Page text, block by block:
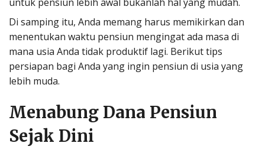
Di samping itu, Anda memang harus memikirkan dan
menentukan waktu pensiun mengingat ada masa di
mana usia Anda tidak produktif lagi. Berikut tips
persiapan bagi Anda yang ingin pensiun di usia yang
lebih muda.
Menabung Dana Pensiun
Sejak Dini